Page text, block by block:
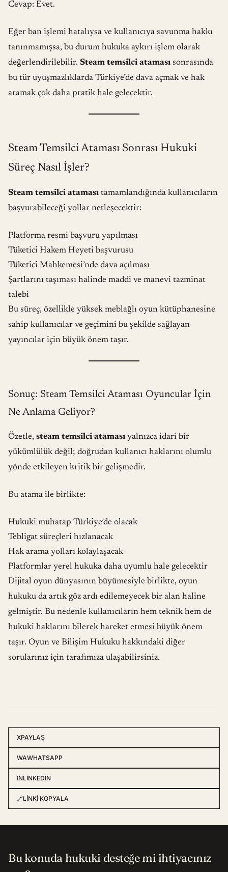
Cevap: Evet.
Eğer ban işlemi hatalıysa ve kullanıcıya savunma hakkı
tanınmamışsa, bu durum hukuka aykırı işlem olarak
değerlendirilebilir. Steam temsilci ataması sonrasında
bu tür uyuşmazlıklarda Türkiye’de dava açmak ve hak
aramak çok daha pratik hale gelecektir.
Steam Temsilci Ataması Sonrası Hukuki
Süreç Nasıl İşler?
Steam temsilci ataması tamamlandığında kullanıcıların
başvurabileceği yollar netleşecektir:
Platforma resmi başvuru yapılması
Tüketici Hakem Heyeti başvurusu
Tüketici Mahkemesi’nde dava açılması
Şartlarını taşıması halinde maddi ve manevi tazminat
talebi
Bu süreç, özellikle yüksek meblağlı oyun kütüphanesine
sahip kullanıcılar ve geçimini bu şekilde sağlayan
yayıncılar için büyük önem taşır.
Sonuç: Steam Temsilci Ataması Oyuncular İçin
Ne Anlama Geliyor?
Özetle, steam temsilci ataması yalnızca idari bir
yükümlülük değil; doğrudan kullanıcı haklarını olumlu
yönde etkileyen kritik bir gelişmedir.
Bu atama ile birlikte:
Hukuki muhatap Türkiye’de olacak
Tebligat süreçleri hızlanacak
Hak arama yolları kolaylaşacak
Platformlar yerel hukuka daha uyumlu hale gelecektir
Dijital oyun dünyasının büyümesiyle birlikte, oyun
hukuku da artık göz ardı edilemeyecek bir alan haline
gelmiştir. Bu nedenle kullanıcıların hem teknik hem de
hukuki haklarını bilerek hareket etmesi büyük önem
taşır. Oyun ve Bilişim Hukuku hakkındaki diğer
sorularınız için tarafımıza ulaşabilirsiniz.
XPAYLAŞ
WAWHATSAPP
INLINKEDIN
🔗LINKI KOPYALA
Bu konuda hukuki desteğe mi ihtiyacınız